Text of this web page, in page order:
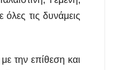
τις δυνάμεις
την επίθεση και